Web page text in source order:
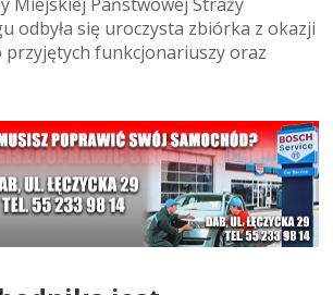
odbyła się uroczysta zbiórka z okazji
funkcjonariuszy oraz